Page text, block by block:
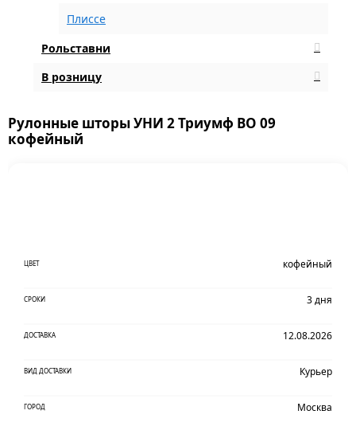
Плиссе
Рольставни
В розницу
Рулонные шторы УНИ 2 Триумф BO 09
кофейный
ЦВЕТ кофейный
СРОКИ 3 дня
ДОСТАВКА 12.08.2026
ВИД ДОСТАВКИ Курьер
ГОРОД Москва